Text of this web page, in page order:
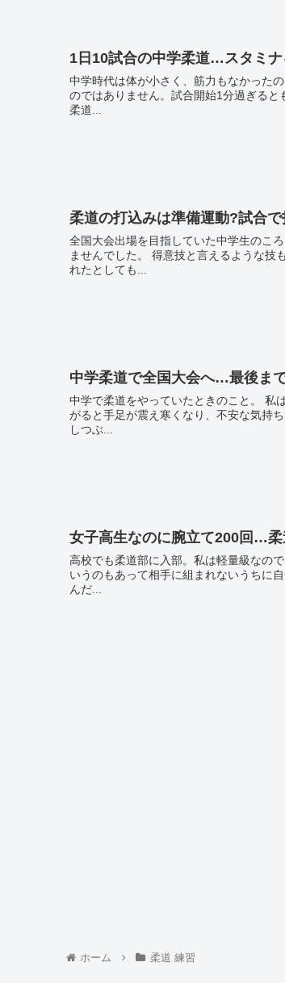
1日10試合の中学柔道…スタミ
中学時代は体が小さく、筋力もなかったので試合
のではありません。試合開始1分過ぎるともう息が
柔道...
柔道の打込みは準備運動?試合
全国大会出場を目指していた中学生のこ
ませんでした。 得意技と言えるような技もなく、足技や背負い投げ、内股などを試合では掛けていましたが、ポイントを取
れたとしても...
中学柔道で全国大会へ…最後ま
中学で柔道をやっていたときのこと。 私はかなりのあがり症で、試合前になると必ずお腹を下していました。 畳の上に上
がると手足が震え寒くなり、不安な気持
しつぶ...
女子高生なのに腕立て200回…柔
高校でも柔道部に入部。私は軽量級なので、とにかくスピードが
いうのもあって相手に組まれないうちに自分の組手
んだ...
ホーム 柔道 練習